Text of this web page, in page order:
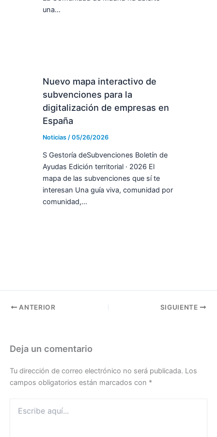
una…
Nuevo mapa interactivo de
subvenciones para la
digitalización de empresas en
España
Noticias/ 05/26/2026
S Gestoría deSubvenciones Boletín de
Ayudas Edición territorial · 2026 El
mapa de las subvenciones que sí te
interesan Una guía viva, comunidad por
comunidad,…
ANTERIOR SIGUIENTE
Deja un comentario
Tu dirección de correo electrónico no será publicada. Los
campos obligatorios están marcados con *
aquí...